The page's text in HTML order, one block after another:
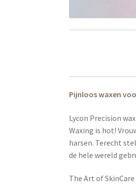
Pijnloos waxen
Lycon Precision
Waxing is hot!
harsen. Terecht
de hele wereld
The Art of SkinCare